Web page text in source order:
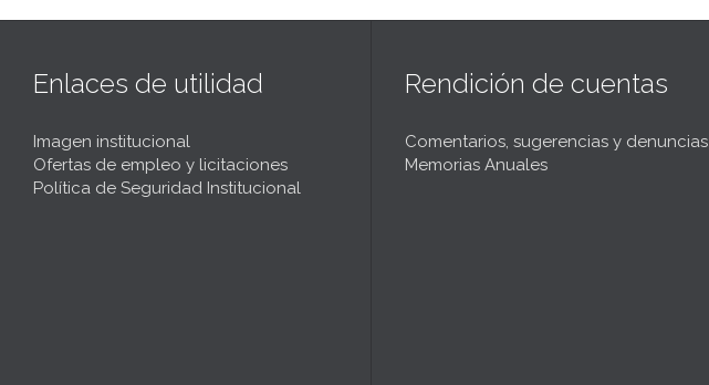
Enlaces de utilidad
Imagen institucional
Ofertas de empleo y licitaciones
Política de Seguridad Institucional
Rendición de cuentas
Comentarios, sugerencias y denuncias
Memorias Anuales